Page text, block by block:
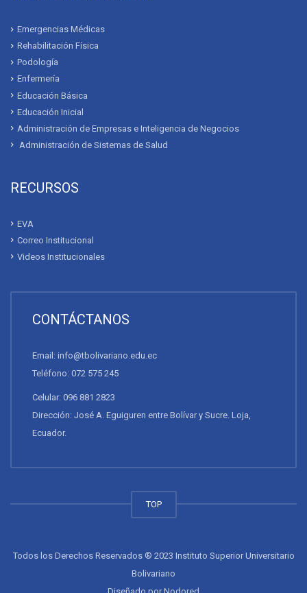
Emergencias Médicas
Rehabilitación Física
Podología
Enfermería
Educación Básica
Educación Inicial
Administración de Empresas e Inteligencia de Negocios
Administración de Sistemas de Salud
RECURSOS
EVA
Correo Institucional
Videos Institucionales
CONTÁCTANOS
Email: info@tbolivariano.edu.ec
Teléfono: 072 575 245
Celular: 096 881 2823
Dirección: José A. Eguiguren entre Bolívar y Sucre. Loja,
Ecuador.
TOP
Todos los Derechos Reservados ® 2023 Instituto Superior Universitario
Bolivariano